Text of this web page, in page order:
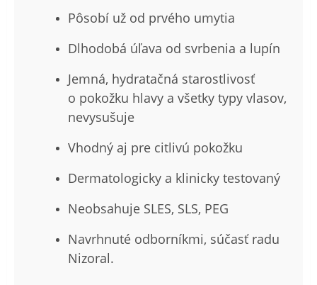
Pôsobí už od prvého umytia
Dlhodobá úľava od svrbenia a lupín
Jemná, hydratačná starostlivosť
o pokožku hlavy a všetky typy vlasov,
nevysušuje
Vhodný aj pre citlivú pokožku
Dermatologicky a klinicky testovaný
Neobsahuje SLES, SLS, PEG
Navrhnuté odborníkmi, súčasť radu
Nizoral.